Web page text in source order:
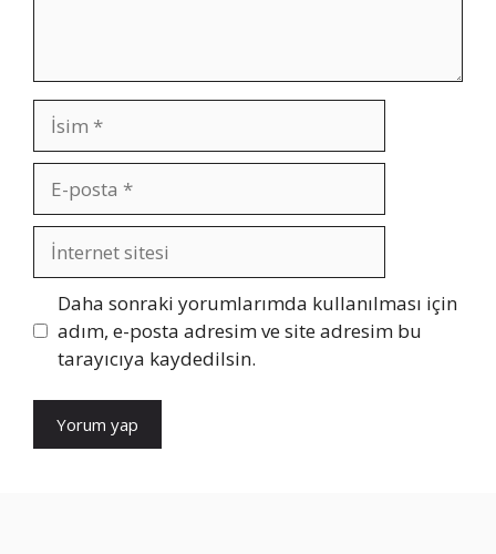
İsim
posta
İnternet
sitesi
Daha sonraki yorumlarımda kullanılması için
adım, e-posta adresim ve site adresim bu
tarayıcıya kaydedilsin.